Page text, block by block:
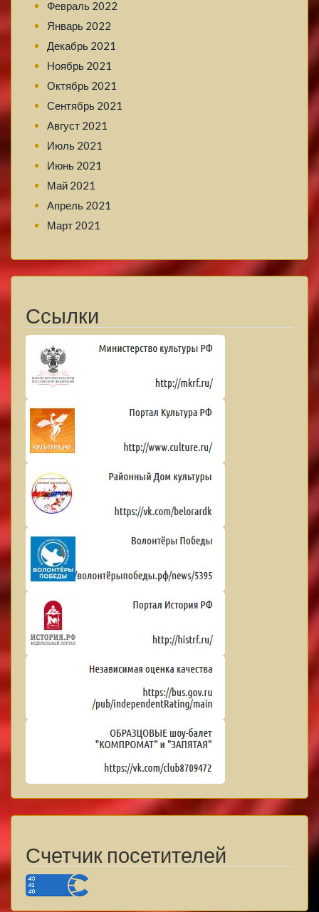
Февраль 2022
Январь 2022
Декабрь 2021
Ноябрь 2021
Октябрь 2021
Сентябрь 2021
Август 2021
Июль 2021
Июнь 2021
Май 2021
Апрель 2021
Март 2021
Ссылки
Счетчик посетителей